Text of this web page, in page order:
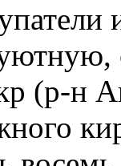
(р-н